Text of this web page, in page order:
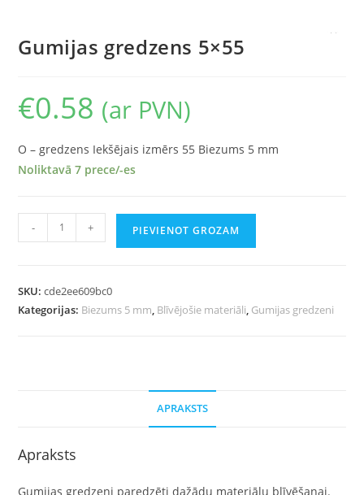
Gumijas gredzens 5×55
€0.58 (ar PVN)
O – gredzens Iekšējais izmērs 55 Biezums 5 mm
Noliktavā 7 prece/-es
- + PIEVIENOT GROZAM
SKU:cde2ee609bc0
Kategorijas: Biezums 5 mm, Blīvējošie materiāli, Gumijas gredzeni
APRAKSTS
Apraksts
Gumijas gredzeni paredzēti dažādu materiālu blīvēšanai.